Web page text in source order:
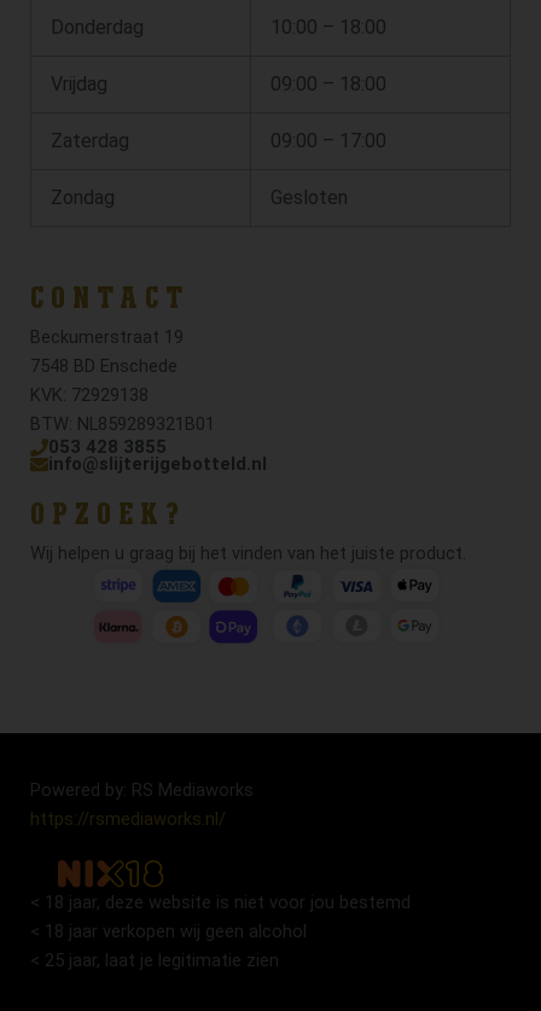
Donderdag 10:00 – 18:00
Vrijdag 09:00 – 18:00
Zaterdag 09:00 – 17:00
Zondag Gesloten
CONTACT
Beckumerstraat 19
7548 BD Enschede
KVK: 72929138
BTW: NL859289321B01
053 428 3855
info@slijterijgebotteld.nl
OPZOEK?
Wij helpen u graag bij het vinden van het juiste product.
Powered by: RS Mediaworks
https://rsmediaworks.nl/
< 18 jaar, deze website is niet voor jou bestemd
< 18 jaar verkopen wij geen alcohol
< 25 jaar, laat je legitimatie zien